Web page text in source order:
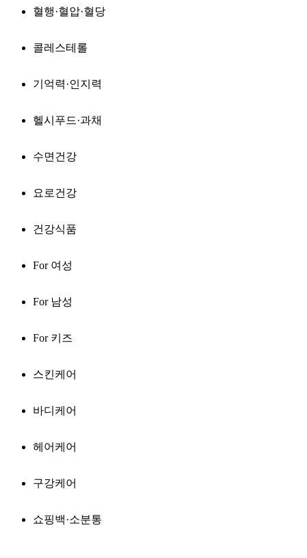
혈행·혈압·혈당
콜레스테롤
기억력·인지력
헬시푸드·과채
수면건강
요로건강
건강식품
For 여성
For 남성
For 키즈
스킨케어
바디케어
헤어케어
구강케어
쇼핑백·소분통